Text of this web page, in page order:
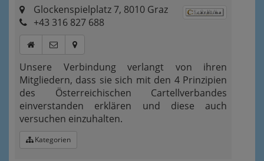
Glockenspielplatz 7, 8010 Graz
+43 316 827 688
Unsere Verbindung verlangt von ihren
Mitgliedern, dass sie sich mit den 4 Prinzipien
des Österreichischen Cartellverbandes
einverstanden erklären und diese auch
versuchen einzuhalten.
Kategorien